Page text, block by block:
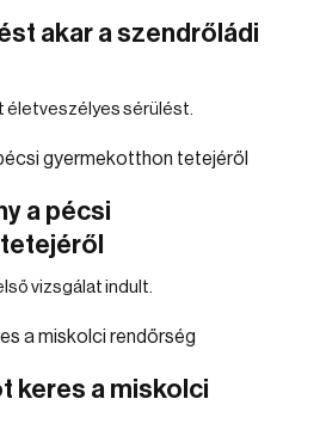
akar a szendrőládi
életveszélyes sérülést.
a pécsi
vizsgálat indult.
keres a miskolci